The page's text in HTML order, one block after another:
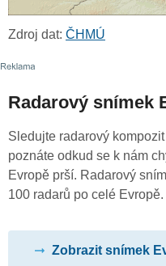
Zdroj dat: ČHMÚ
Radarový snímek
Sledujte radarový
poznáte odkud se k nám
Evropě prší. Radarový
100 radarů po celé Evropě.
Zobrazit snímek